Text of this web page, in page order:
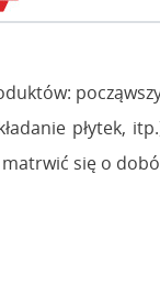
płytek,
się o